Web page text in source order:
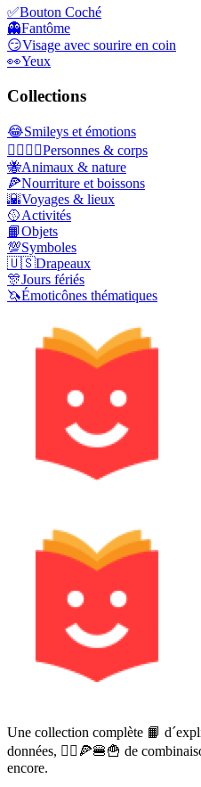
✅Bouton Coché
👻Fantôme
😏Visage avec sourire en coin
👀Yeux
Collections
😂Smileys et émotions
👩‍❤️‍💋‍👨Personnes & corps
🐝Animaux & nature
🍕Nourriture et boissons
🌇Voyages & lieux
🥎Activités
📙Objets
💯Symboles
🇺🇸Drapeaux
🎊Jours fériés
🦄Émoticônes thématiques
Une collection complète 📙
données, 🙅‍♀️🍕🍔🍟 de
encore.